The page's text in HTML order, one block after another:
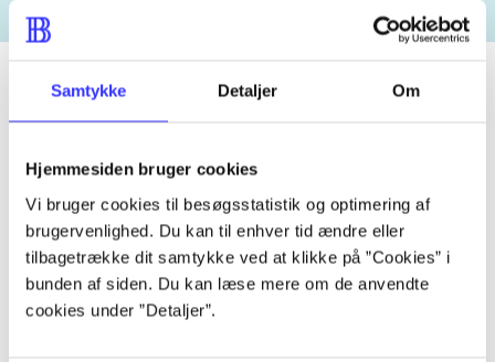
Samtykke Detaljer Om
Hjemmesiden bruger cookies
Vi bruger cookies til besøgsstatistik og optimering af
brugervenlighed. Du kan til enhver tid ændre eller
tilbagetrække dit samtykke ved at klikke på ”Cookies” i
bunden af siden. Du kan læse mere om de anvendte
cookies under ”Detaljer”.
Artiklen er en del af
lorem ipsum dolor sit amet ...
Artiklerne ihandler ofte om